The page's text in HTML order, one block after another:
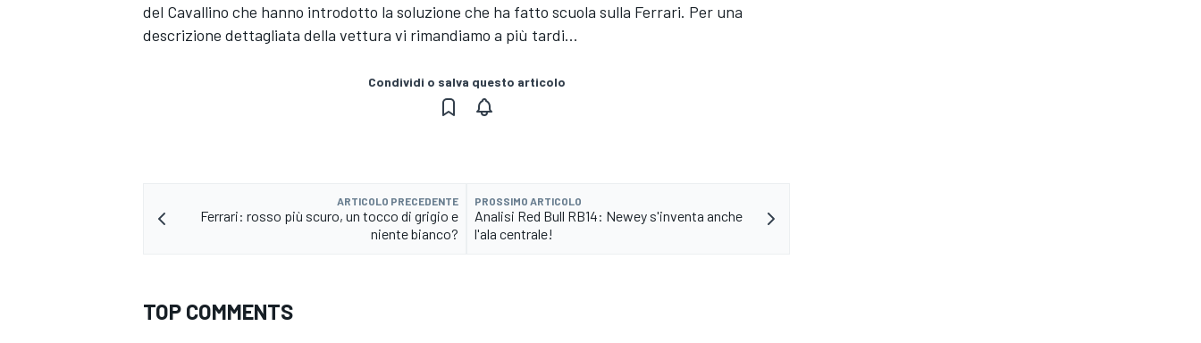
ENDURANCE/GT
del Cavallino che hanno introdotto la soluzione che ha fatto scuola sulla Ferrari. Per una
descrizione dettagliata della vettura vi rimandiamo a più tardi...
Condividi o salva questo articolo
ARTICOLO PRECEDENTE
Ferrari: rosso più scuro, un tocco di grigio e
niente bianco?
PROSSIMO ARTICOLO
Analisi Red Bull RB14: Newey s'inventa anche
l'ala centrale!
TOP COMMENTS